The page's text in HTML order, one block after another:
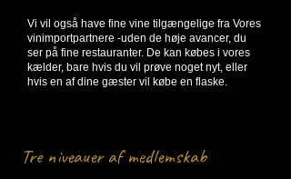
Vi vil også have fine vine tilgængelige fra Vores
vinimportpartnere -uden de høje avancer, du
ser på fine restauranter. De kan købes i vores
kælder, bare hvis du vil prøve noget nyt, eller
hvis en af ​​dine gæster vil købe en flaske.
Tre niveauer af medlemskab